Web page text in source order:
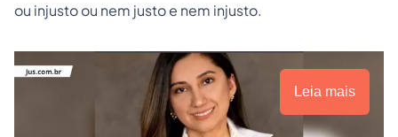
ou injusto ou nem justo e nem injusto.
Leia mais